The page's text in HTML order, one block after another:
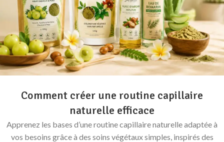
Comment créer une routine capillaire
naturelle efficace
Apprenez les bases d’une routine capillaire naturelle adaptée à
vos besoins grâce à des soins végétaux simples, inspirés des